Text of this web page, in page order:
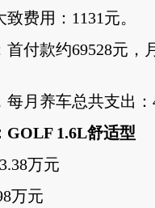
用：1131元。
款约69528元，
月养车总共支出：
GOLF 1.6L舒适型
万元
万元